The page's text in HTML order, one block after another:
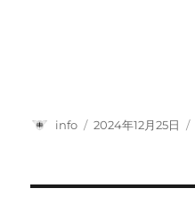
投
info
投
2024年12月25日